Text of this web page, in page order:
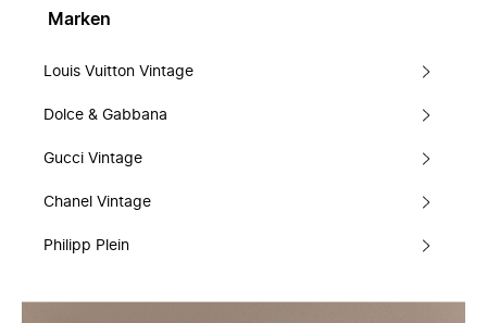
Marken
Louis Vuitton Vintage
Dolce & Gabbana
Gucci Vintage
Chanel Vintage
Philipp Plein